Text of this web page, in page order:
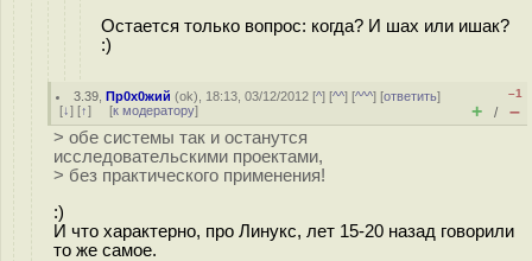
Остается только вопрос: когда? И шах или ишак?
:)
3.39 ,Пр0х0жий (ok), 18:13, 03/12/2012 [^] [^^] [^^^] [ответить]
[↓] [↑] [к модератору]
–1
+ / –
> обе системы так и останутся
исследовательскими проектами,
> без практического применения!
:)
И что характерно, про Линукс, лет 15-20 назад говорили
то же самое.